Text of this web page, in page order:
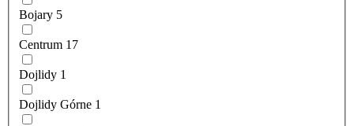
Bojary 5
Centrum 17
Dojlidy 1
Dojlidy Górne 1